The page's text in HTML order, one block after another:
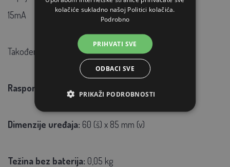
15mA
Također pogodno za prostore gdje se ljudi kreću
Raspon radne temperature:
Dimenzije uređaja: 60 (š) x 85 mm (v)
Težina bez baterija: 0,05 kg
kolačiće sukladno našoj Politici kolačića.
Podrobno
PRIHVATI SVE
ODBACI SVE
PRIKAŽI PODROBNOSTI